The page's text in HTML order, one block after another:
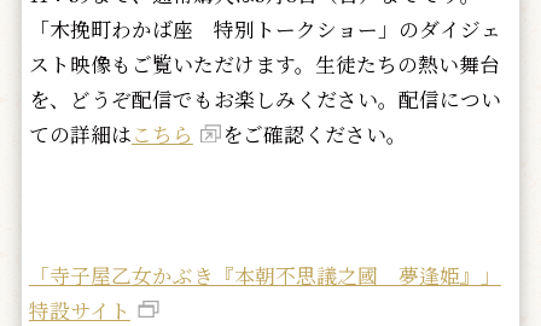
「木挽町わかば座 特別トークショー」のダイジェ
スト映像もご覧いただけます。生徒たちの熱い舞台
を、どうぞ配信でもお楽しみください。配信につい
ての詳細はこちら をご確認ください。
「寺子屋乙女かぶき『本朝不思議之國 夢逢姫』」
特設サイト